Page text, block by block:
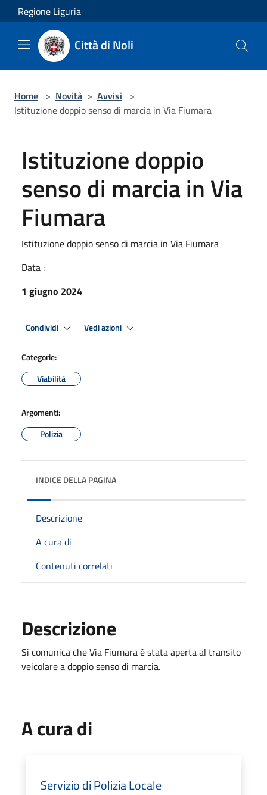
Salta al contenuto principale
Regione Liguria
Città di Noli
Home > Novità > Avvisi >
Istituzione doppio senso di marcia in Via Fiumara
Istituzione doppio
senso di marcia in Via
Fiumara
Istituzione doppio senso di marcia in Via Fiumara
Data :
1 giugno 2024
Condividi Vedi azioni
Categorie:
Viabilità
Argomenti:
Polizia
INDICE DELLA PAGINA
Descrizione
A cura di
Contenuti correlati
Descrizione
Si comunica che Via Fiumara è stata aperta al transito
veicolare a doppio senso di marcia.
A cura di
Servizio di Polizia Locale